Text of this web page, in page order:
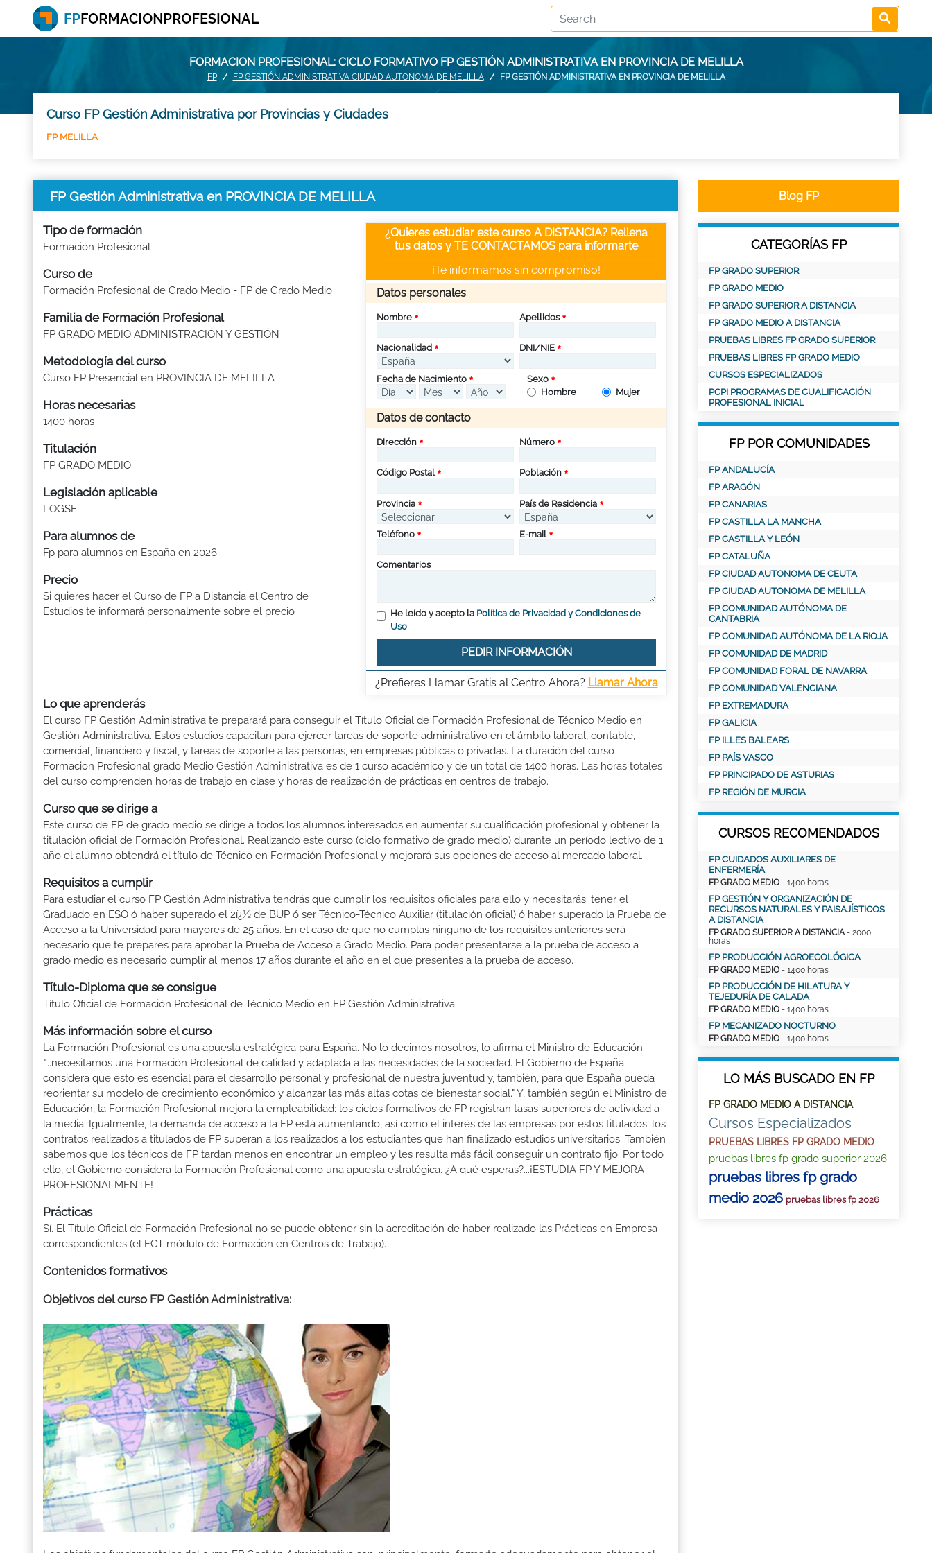
FORMACION PROFESIONAL: CICLO FORMATIVO FP GESTIÓN ADMINISTRATIVA EN PROVINCIA DE MELILLA
FP FP GESTIÓN ADMINISTRATIVA CIUDAD AUTONOMA DE MELILLA FP GESTIÓN ADMINISTRATIVA EN PROVINCIA DE MELILLA
Curso FP Gestión Administrativa por Provincias y Ciudades
FP MELILLA
FP Gestión Administrativa en PROVINCIA DE MELILLA
Tipo de formación
Formación Profesional
Curso de
Formación Profesional de Grado Medio - FP de Grado Medio
Familia de Formación Profesional
FP GRADO MEDIO ADMINISTRACIÓN Y GESTIÓN
Metodología del curso
Curso FP Presencial en PROVINCIA DE MELILLA
Horas necesarias
1400 horas
Titulación
FP GRADO MEDIO
Legislación aplicable
LOGSE
Para alumnos de
Fp para alumnos en España en 2026
Precio
Si quieres hacer el Curso de FP a Distancia el Centro de
Estudios te informará personalmente sobre el precio
¿Quieres estudiar este curso A DISTANCIA? Rellena
tus datos y TE CONTACTAMOS para informarte
¡Te informamos sin compromiso!
Datos personales
Nombre Apellidos
Nacionalidad DNI/NIE
Fecha de Nacimiento
Sexo
Hombre
Mujer
Datos de contacto
Dirección Número
Código Postal Población
Provincia País de Residencia
Teléfono E-mail
Comentarios
He leído y acepto la Política de Privacidad y Condiciones de
Uso
PEDIR INFORMACIÓN
¿Prefieres Llamar Gratis al Centro Ahora? Llamar Ahora
Lo que aprenderás
El curso FP Gestión Administrativa te preparará para conseguir el Título Oficial de Formación Profesional de Técnico Medio en
Gestión Administrativa. Estos estudios capacitan para ejercer tareas de soporte administrativo en el ámbito laboral, contable,
comercial, financiero y fiscal, y tareas de soporte a las personas, en empresas públicas o privadas. La duración del curso
Formacion Profesional grado Medio Gestión Administrativa es de 1 curso académico y de un total de 1400 horas. Las horas totales
del curso comprenden horas de trabajo en clase y horas de realización de prácticas en centros de trabajo.
Curso que se dirige a
Este curso de FP de grado medio se dirige a todos los alumnos interesados en aumentar su cualificación profesional y obtener la
titulación oficial de Formación Profesional. Realizando este curso (ciclo formativo de grado medio) durante un período lectivo de 1
año el alumno obtendrá el título de Técnico en Formación Profesional y mejorará sus opciones de acceso al mercado laboral.
Requisitos a cumplir
Para estudiar el curso FP Gestión Administrativa tendrás que cumplir los requisitos oficiales para ello y necesitarás: tener el
Graduado en ESO ó haber superado el 2ï¿½ de BUP ó ser Técnico-Técnico Auxiliar (titulación oficial) ó haber superado la Prueba de
Acceso a la Universidad para mayores de 25 años. En el caso de que no cumplas ninguno de los requisitos anteriores será
necesario que te prepares para aprobar la Prueba de Acceso a Grado Medio. Para poder presentarse a la prueba de acceso a
grado medio es necesario cumplir al menos 17 años durante el año en el que presentes a la prueba de acceso.
Título-Diploma que se consigue
Título Oficial de Formación Profesional de Técnico Medio en FP Gestión Administrativa
Más información sobre el curso
La Formación Profesional es una apuesta estratégica para España. No lo decimos nosotros, lo afirma el Ministro de Educación:
"...necesitamos una Formación Profesional de calidad y adaptada a las necesidades de la sociedad. El Gobierno de España
considera que esto es esencial para el desarrollo personal y profesional de nuestra juventud y, también, para que España pueda
reorientar su modelo de crecimiento económico y alcanzar las más altas cotas de bienestar social." Y, también según el Ministro de
Educación, la Formación Profesional mejora la empleabilidad: los ciclos formativos de FP registran tasas superiores de actividad a
la media. Igualmente, la demanda de acceso a la FP está aumentando, así como el interés de las empresas por estos titulados: los
contratos realizados a titulados de FP superan a los realizados a los estudiantes que han finalizado estudios universitarios. También
sabemos que los técnicos de FP tardan menos en encontrar un empleo y les resulta más fácil conseguir un contrato fijo. Por todo
ello, el Gobierno considera la Formación Profesional como una apuesta estratégica. ¿A qué esperas?...¡ESTUDIA FP Y MEJORA
PROFESIONALMENTE!
Prácticas
Sí. El Título Oficial de Formación Profesional no se puede obtener sin la acreditación de haber realizado las Prácticas en Empresa
correspondientes (el FCT módulo de Formación en Centros de Trabajo).
Contenidos formativos
Objetivos del curso FP Gestión Administrativa:
Blog FP
CATEGORÍAS FP
FP GRADO SUPERIOR
FP GRADO MEDIO
FP GRADO SUPERIOR A DISTANCIA
FP GRADO MEDIO A DISTANCIA
PRUEBAS LIBRES FP GRADO SUPERIOR
PRUEBAS LIBRES FP GRADO MEDIO
CURSOS ESPECIALIZADOS
PCPI PROGRAMAS DE CUALIFICACIÓN
PROFESIONAL INICIAL
FP POR COMUNIDADES
FP ANDALUCÍA
FP ARAGÓN
FP CANARIAS
FP CASTILLA LA MANCHA
FP CASTILLA Y LEÓN
FP CATALUÑA
FP CIUDAD AUTONOMA DE CEUTA
FP CIUDAD AUTONOMA DE MELILLA
FP COMUNIDAD AUTÓNOMA DE
CANTABRIA
FP COMUNIDAD AUTÓNOMA DE LA RIOJA
FP COMUNIDAD DE MADRID
FP COMUNIDAD FORAL DE NAVARRA
FP COMUNIDAD VALENCIANA
FP EXTREMADURA
FP GALICIA
FP ILLES BALEARS
FP PAÍS VASCO
FP PRINCIPADO DE ASTURIAS
FP REGIÓN DE MURCIA
CURSOS RECOMENDADOS
FP CUIDADOS AUXILIARES DE
ENFERMERÍA
FP GRADO MEDIO - 1400 horas
FP GESTIÓN Y ORGANIZACIÓN DE
RECURSOS NATURALES Y PAISAJÍSTICOS
A DISTANCIA
FP GRADO SUPERIOR A DISTANCIA- 2000
horas
FP PRODUCCIÓN AGROECOLÓGICA
FP GRADO MEDIO - 1400 horas
FP PRODUCCIÓN DE HILATURA Y
TEJEDURÍA DE CALADA
FP GRADO MEDIO - 1400 horas
FP MECANIZADO NOCTURNO
FP GRADO MEDIO - 1400 horas
LO MÁS BUSCADO EN FP
FP GRADO MEDIO A DISTANCIA
Cursos Especializados
PRUEBAS LIBRES FP GRADO MEDIO
pruebas libres fp grado superior 2026
pruebas libres fp grado
medio 2026 pruebas libres fp 2026